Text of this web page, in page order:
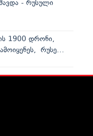
- რუსული
1900 დრონი,
რუსე...